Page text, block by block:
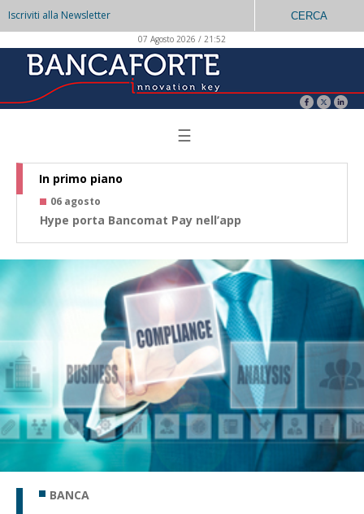
Iscriviti alla Newsletter CERCA
07 Agosto 2026 / 21:52
☰
In primo piano
06 agosto
Hype porta Bancomat Pay nell’app
BANCA